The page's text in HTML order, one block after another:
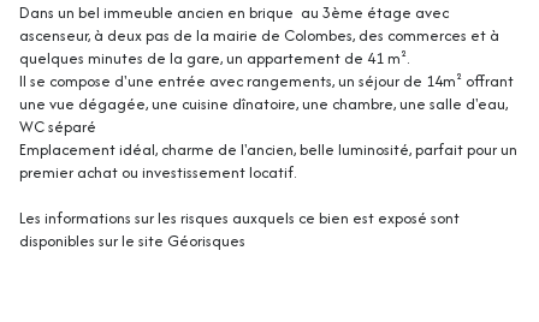
Dans un bel immeuble ancien en brique au 3ème étage avec
ascenseur, à deux pas de la mairie de Colombes, des commerces et à
quelques minutes de la gare, un appartement de 41 m².
Il se compose d'une entrée avec rangements, un séjour de 14m² offrant
une vue dégagée, une cuisine dînatoire, une chambre, une salle d'eau,
WC séparé
Emplacement idéal, charme de l'ancien, belle luminosité, parfait pour un
premier achat ou investissement locatif.
Les informations sur les risques auxquels ce bien est exposé sont
disponibles sur le site Géorisques